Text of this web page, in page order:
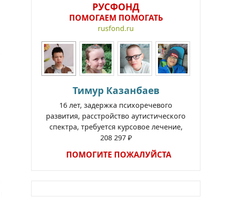
РУСФОНД
ПОМОГАЕМ ПОМОГАТЬ
rusfond.ru
Тимур Казанбаев
16 лет, задержка психоречевого
развития, расстройство аутистического
спектра, требуется курсовое лечение,
208 297 ₽
ПОМОГИТЕ ПОЖАЛУЙСТА